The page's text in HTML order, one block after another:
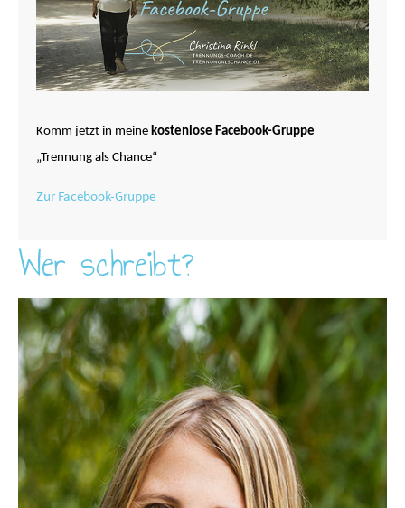
Komm jetzt in meine kostenlose Facebook-Gruppe
„Trennung als Chance“
Zur Facebook-Gruppe
Wer schreibt?